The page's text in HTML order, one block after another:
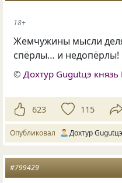
18+
Жемчужины мысли
спёрлы… и недопёрлы!
©Дохтур Gugutцэ
623 115
Опубликовал Дохтур
#799429